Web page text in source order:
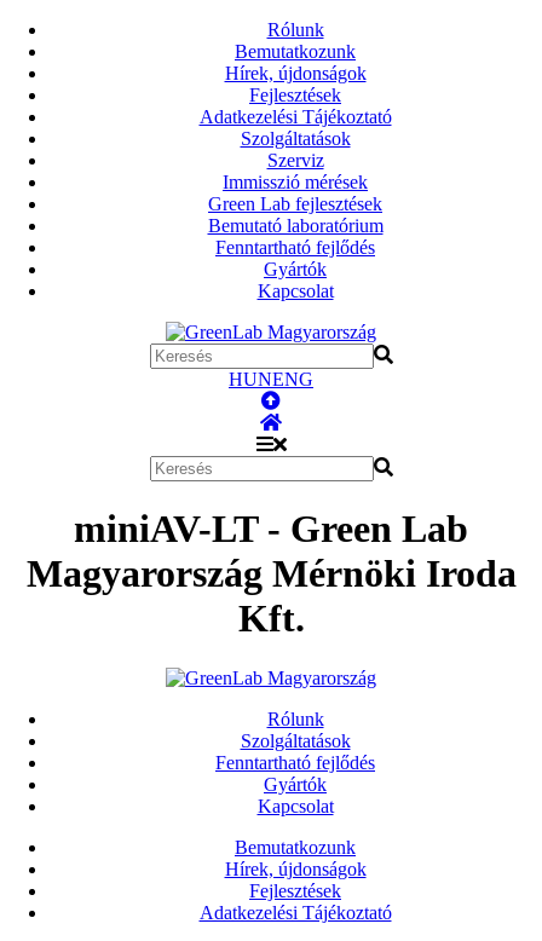
Rólunk
Bemutatkozunk
Hírek, újdonságok
Fejlesztések
Adatkezelési Tájékoztató
Szolgáltatások
Szerviz
Immisszió mérések
Green Lab fejlesztések
Bemutató laboratórium
Fenntartható fejlődés
Gyártók
Kapcsolat
HUNENG
miniAV-LT - Green Lab
Magyarország Mérnöki Iroda
Kft.
Rólunk
Szolgáltatások
Fenntartható fejlődés
Gyártók
Kapcsolat
Bemutatkozunk
Hírek, újdonságok
Fejlesztések
Adatkezelési Tájékoztató